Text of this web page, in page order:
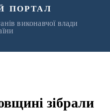
портал
виконавчої влади
зібрали